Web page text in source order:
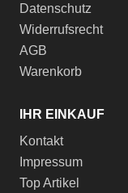
Datenschutz
Widerrufsrecht
AGB
Warenkorb
IHR EINKAUF
Kontakt
Impressum
Top Artikel